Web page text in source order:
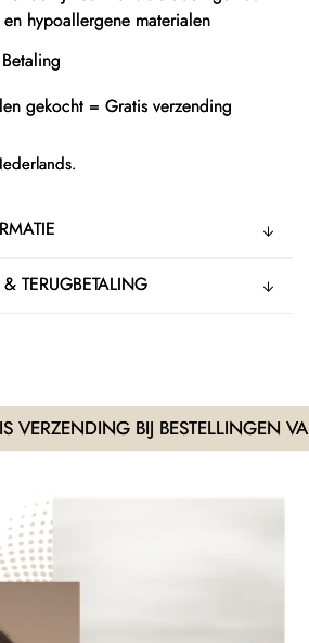
hypoallergene materialen
gekocht = Gratis verzending
TERUGBETALING
BIJ BESTELLINGEN